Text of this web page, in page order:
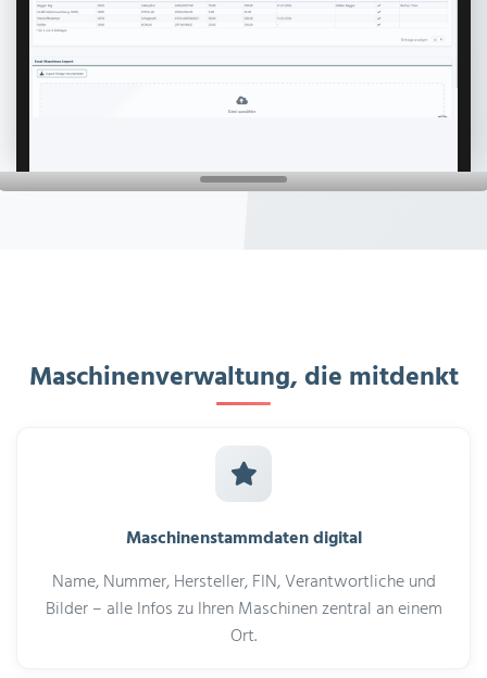
Maschinenverwaltung, die mitdenkt
Maschinenstammdaten digital
Name, Nummer, Hersteller, FIN, Verantwortliche und
Bilder – alle Infos zu Ihren Maschinen zentral an einem
Ort.